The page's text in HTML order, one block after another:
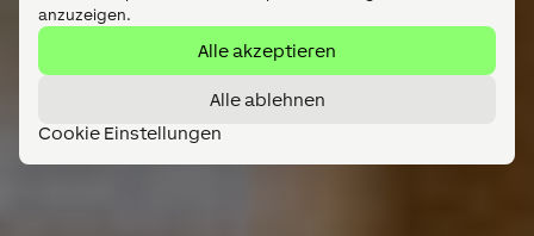
anzuzeigen.
Alle akzeptieren
Alle ablehnen
Cookie Einstellungen